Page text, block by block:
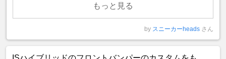
もっと見る
by スニーカーheads さん